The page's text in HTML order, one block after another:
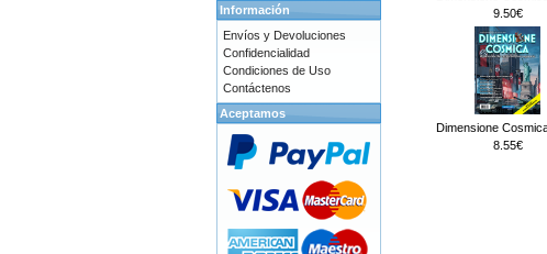
9.50€
Dimensione
8.55€
Información
Envíos y Devoluciones
Confidencialidad
Condiciones de Uso
Contáctenos
Aceptamos